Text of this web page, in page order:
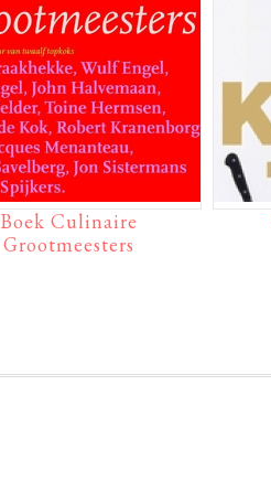
Boek Culinaire
Grootmeesters